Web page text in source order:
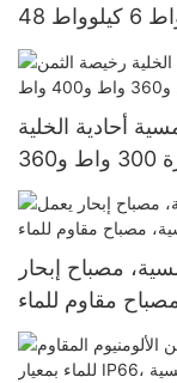
طاقة شمسية بموجة جيبية نقية 4 كيلوواط 6 كيلوواط 48
طاقة شمسية خارج
الشبكة
أحادية الخلية
رخيصة الثمن بمقاس 182 مم وقدرة 300 واط و360
واط و400 واط
مصباح إبحار
مقاوم للماء